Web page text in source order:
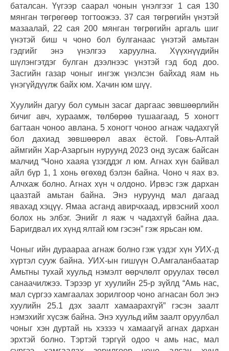
баталсан. Үүгээр саарал чонын үнэлгээг 1 сая 130
мянган төгрөгөөр тогтоожээ. 37 сая төгрөгийн үнэтэй
мазаалай, 22 сая 200 мянган төгрөгийн аргаль шиг
үнэтэй биш ч чоно бол булганаас үнэтэй амьтан
гэдгийг энэ үнэлгээ харуулна. Хүүхнүүдийн
шүлэнгэтдэг булган дээлнээс үнэтэй гэд бод доо.
Засгийн газар чоныг ингэж үнэлсэн байхад яам нь
үнэгүйдүүлж байх юм. Хачин юм шүү.
Хуулийн дагуу бол сумын засаг даргаас зөвшөөрлийн
бичиг авч, хураамж, төлбөрөө тушаагаад, 5 хоногт
багтаан чоноо авлана. 5 хоногт чоноо агнаж чадахгүй
бол дахиад зөвшөөрөл авах ёстой. Говь-Алтай
аймгийн Хар-Азаргын нуруунд 2023 онд зусаж байсан
малчид “Чоно хааяа үзэгддэг л юм. Агнах хүн байвал
айл бүр 1, 1 хонь өгөхөд бэлэн байна. Чоно ч яах вэ.
Алчхаж болно. Агнах хүн ч олдоно. Ирвэс гэж дархан
цаазтай амьтан байна. Энэ нуруунд мал дагаад
явахад хэцүү. Ямаа асганд авирчхаад, ирвэсний хоол
болох нь элбэг. Энийг л яаж ч чадахгүй байна даа.
Баригдвал их хүнд ялтай юм гэсэн” гэж ярьсан юм.
Чоныг ийн дураараа агнаж болно гэж үздэг хүн УИХ-д
хүртэл сууж байна. УИХ-ын гишүүн О.Амгаланбаатар
Амьтны тухай хуульд нэмэлт өөрчлөлт оруулах төсөл
санаачилжээ. Тэрээр уг хуулийн 25-р зүйлд “Амь нас,
мал сүргээ хамгаалах зорилгоор чоно агнасан бол энэ
хуулийн 25.1 дэх заалт хамаарахгүй” гэсэн заалт
нэмэхийг хүсэж байна. Энэ хуульд ийм заалт оруулбал
чоныг хэн дуртай нь хэзээ ч хамаагүй агнах дархан
эрхтэй болно. Тэртэй тэргүй одоо ч амь нас, мал